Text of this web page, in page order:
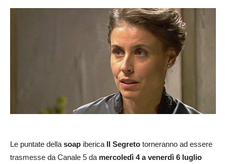
Le puntate della soap iberica Il Segreto torneranno ad essere
trasmesse da Canale 5 da mercoledì 4 a venerdì 6 luglio